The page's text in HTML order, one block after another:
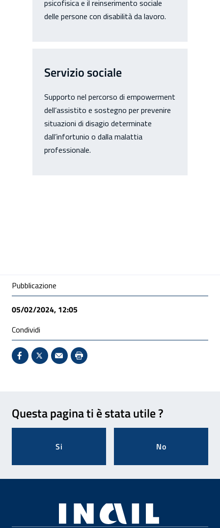
psicofisica e il reinserimento sociale
delle persone con disabilità da lavoro.
Servizio sociale
Supporto nel percorso di empowerment
dell’assistito e sostegno per prevenire
situazioni di disagio determinate
dall’infortunio o dalla malattia
professionale.
Condivisione social
Pubblicazione
05/02/2024, 12:05
Condividi
Condividi su Facebook - Sito esterno - Apertura in
X - Sito esterno - Apertura in nuova finestra
Invio Mail: apre il programma di posta
Stampa pagina: scelta meno
Questa pagina ti è stata utile ?
Si No